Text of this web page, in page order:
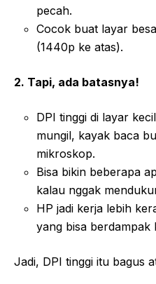
pecah.
Cocok buat layar
(1440p ke atas).
2. Tapi, ada batasnya!
DPI tinggi di layar
mungil, kayak baca
mikroskop.
Bisa bikin beberapa
kalau nggak
HP jadi kerja lebih
yang bisa
Jadi, DPI tinggi itu bagus